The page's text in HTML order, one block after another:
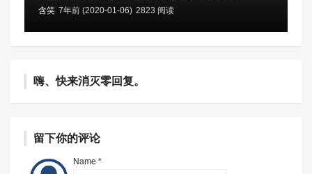
含笑 7年前 (2020-01-06) 2823 阅读
嗨、快来消灭零回复。
留下你的评论
Name *